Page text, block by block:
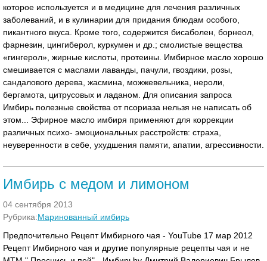
которое используется и в медицине для лечения различных
заболеваний, и в кулинарии для придания блюдам особого,
пикантного вкуса. Кроме того, содержится бисаболен, борнеол,
фарнезин, цингиберол, куркумен и др.; смолистые вещества
«гингерол», жирные кислоты, протеины. Имбирное масло хорошо
смешивается с маслами лаванды, пачули, гвоздики, розы,
сандалового дерева, жасмина, можжевельника, нероли,
бергамота, цитрусовых и ладаном. Для описания запроса
Имбирь полезные свойства от псориаза нельзя не написать об
этом... Эфирное масло имбиря применяют для коррекции
различных психо- эмоциональных расстройств: страха,
неуверенности в себе, ухудшения памяти, апатии, агрессивности.
Имбирь с медом и лимоном
04 сентября 2013
Рубрика:Маринованный имбирь
Предпочительно Рецепт Имбирного чая - YouTube 17 мар 2012
Рецепт Имбирного чая и другие популярные рецепты чая и не